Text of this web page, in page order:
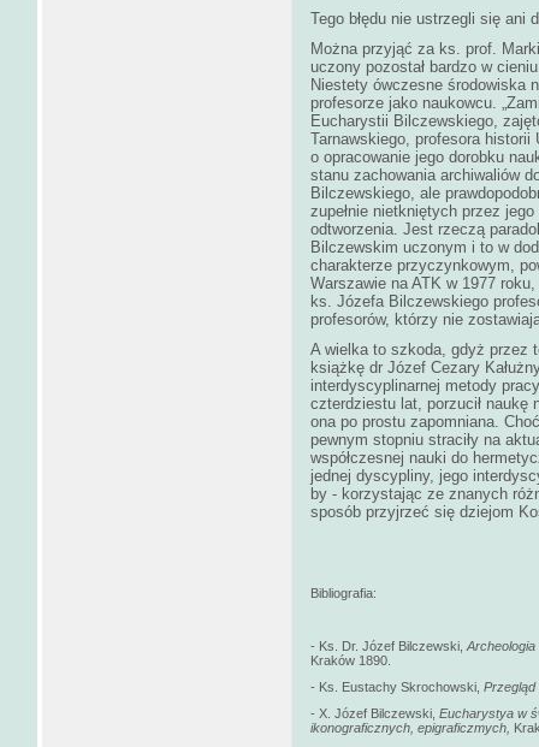
Tego błędu nie ustrzegli się
Można przyjąć za ks. prof.
uczony pozostał bardzo w
Niestety ówczesne środowiska
profesorze jako naukowcu.
Eucharystii Bilczewskiego,
Tarnawskiego, profesora
o opracowanie jego dorobku
stanu zachowania archiwaliów
Bilczewskiego, ale
zupełnie nietkniętych przez
odtworzenia. Jest rzeczą
Bilczewskim uczonym i to w
charakterze przyczynkowym,
Warszawie na ATK w 1977
ks. Józefa Bilczewskiego
profesorów, którzy nie
A wielka to szkoda, gdyż przez
książkę dr Józef Cezary
interdyscyplinarnej metody
czterdziestu lat, porzucił naukę
ona po prostu zapomniana.
pewnym stopniu straciły na
współczesnej nauki do
jednej dyscypliny, jego
by - korzystając ze znanych
sposób przyjrzeć się dziejom
Bibliografia:
- Ks. Dr. Józef Bilczewski, Archeologia
Kraków 1890.
- Ks. Eustachy Skrochowski,
- X. Józef Bilczewski, Eucharystya w
ikonograficznych, epigraficzmych,